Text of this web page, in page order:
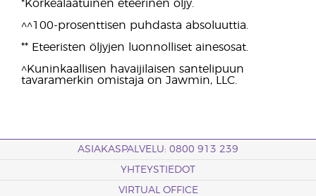
*Korkealaatuinen eteerinen öljy.
^^100-prosenttisen puhdasta absoluuttia.
** Eteeristen öljyjen luonnolliset ainesosat.
^Kuninkaallisen havaijilaisen santelipuun
tavaramerkin omistaja on Jawmin, LLC.
ASIAKASPALVELU: 0800 913 239
YHTEYSTIEDOT
VIRTUAL OFFICE